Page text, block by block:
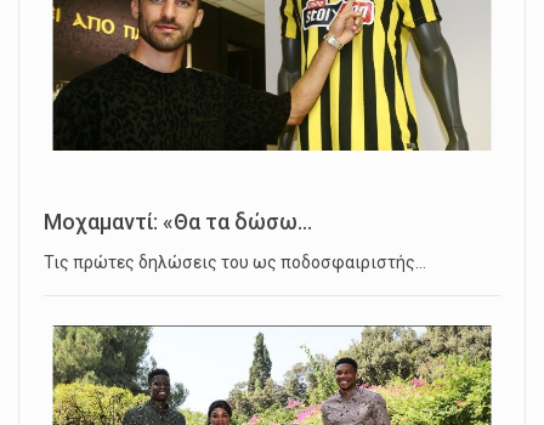
Μοχαμαντί: «Θα τα δώσω...
Τις πρώτες δηλώσεις του ως ποδοσφαιριστής…